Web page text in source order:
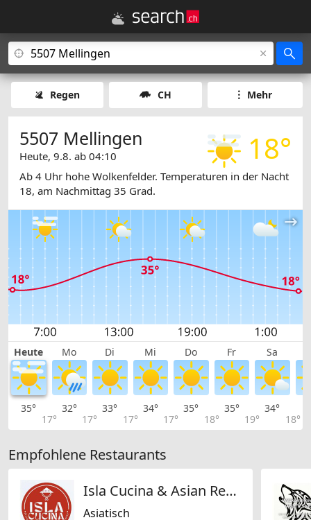
Regen CH Mehr
18°
5507 Mellingen
Heute, 9.8. ab 04:10
Ab 4 Uhr hohe Wolkenfelder. Temperaturen in der Nacht
18, am Nachmittag 35 Grad.
Heute Mo Di Mi Do Fr Sa
35°
17°
32°
17°
33°
17°
34°
17°
35°
18°
35°
19°
34°
18°
Empfohlene Restaurants
Isla Cucina & Asian Restaurant Ligeralde
Asiatisch